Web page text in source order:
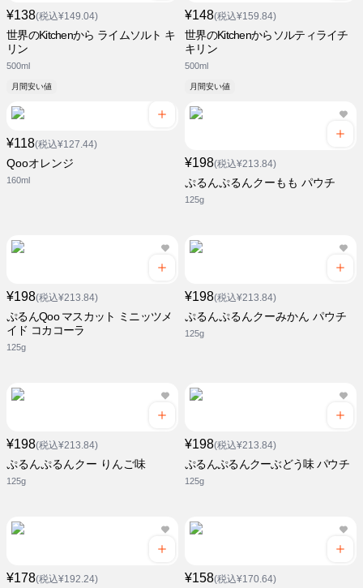
¥138(税込¥149.04)
世界のKitchenから ライムソルト キ
リン
500ml
月間安い値
¥148(税込¥159.84)
世界のKitchenからソルティライチ
キリン
500ml
月間安い値
¥118(税込¥127.44)
Qooオレンジ
160ml
¥198(税込¥213.84)
ぷるんぷるんクーもも パウチ
125g
¥198(税込¥213.84)
ぷるんQoo マスカット ミニッツメ
イド コカコーラ
125g
¥198(税込¥213.84)
ぷるんぷるんクーみかん パウチ
125g
¥198(税込¥213.84)
ぷるんぷるんクー りんご味
125g
¥198(税込¥213.84)
ぷるんぷるんクーぶどう味 パウチ
125g
¥178(税込¥192.24) ¥158(税込¥170.64)